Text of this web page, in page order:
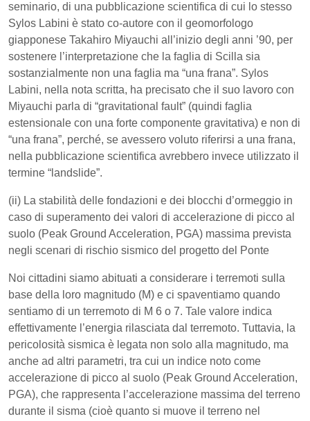
seminario, di una pubblicazione scientifica di cui lo stesso
Sylos Labini è stato co-autore con il geomorfologo
giapponese Takahiro Miyauchi all’inizio degli anni ’90, per
sostenere l’interpretazione che la faglia di Scilla sia
sostanzialmente non una faglia ma “una frana”. Sylos
Labini, nella nota scritta, ha precisato che il suo lavoro con
Miyauchi parla di “gravitational fault” (quindi faglia
estensionale con una forte componente gravitativa) e non di
“una frana”, perché, se avessero voluto riferirsi a una frana,
nella pubblicazione scientifica avrebbero invece utilizzato il
termine “landslide”.
(ii) La stabilità delle fondazioni e dei blocchi d’ormeggio in
caso di superamento dei valori di accelerazione di picco al
suolo (Peak Ground Acceleration, PGA) massima prevista
negli scenari di rischio sismico del progetto del Ponte
Noi cittadini siamo abituati a considerare i terremoti sulla
base della loro magnitudo (M) e ci spaventiamo quando
sentiamo di un terremoto di M 6 o 7. Tale valore indica
effettivamente l’energia rilasciata dal terremoto. Tuttavia, la
pericolosità sismica è legata non solo alla magnitudo, ma
anche ad altri parametri, tra cui un indice noto come
accelerazione di picco al suolo (Peak Ground Acceleration,
PGA), che rappresenta l’accelerazione massima del terreno
durante il sisma (cioè quanto si muove il terreno nel